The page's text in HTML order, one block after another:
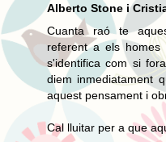
Alberto Stone i
Cuanta raó te
referent a els
s'identifica com si
diem inmediatament
aquest pensament i
Cal lluitar per a que